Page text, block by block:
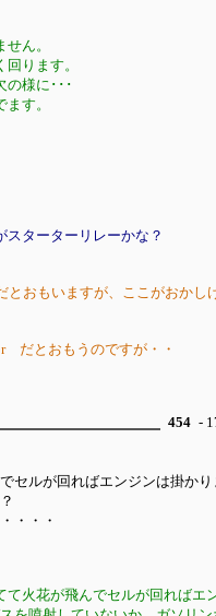
ん。
ります。
の様に･･･
す。
ターターリレーかな？
おもいますが、ここがおかし
とおもうのですが・・
454 -
セルが回ればエンジンは掛かり
・・・
火花が飛んでセルが回ればエ